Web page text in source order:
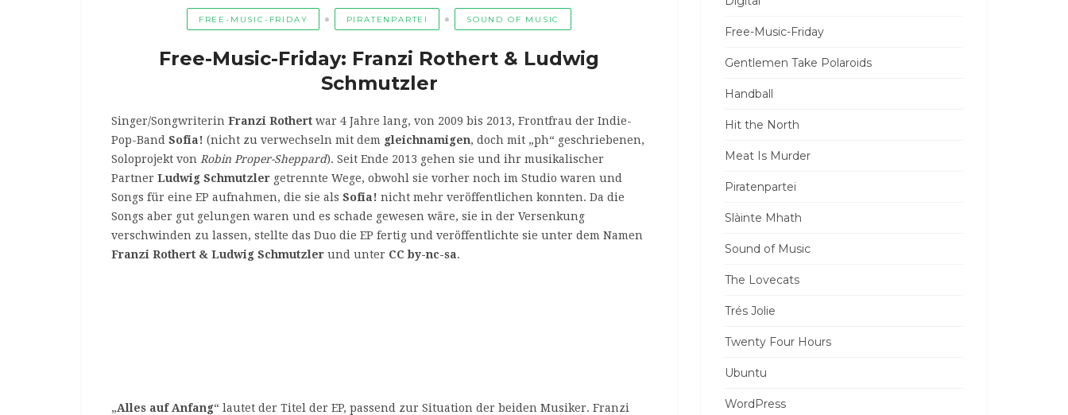
FREE-MUSIC-FRIDAY PIRATENPARTEI SOUND OF MUSIC
Free-Music-Friday: Franzi Rothert & Ludwig
Schmutzler
Singer/Songwriterin Franzi Rothertwar 4 Jahre lang, von 2009 bis 2013, Frontfrau der Indie-
Pop-Band Sofia! (nicht zu verwechseln mit dem gleichnamigen, doch mit „ph“ geschriebenen,
Soloprojekt von Robin Proper-Sheppard). Seit Ende 2013 gehen sie und ihr musikalischer
Partner Ludwig Schmutzlergetrennte Wege, obwohl sie vorher noch im Studio waren und
Songs für eine EP aufnahmen, die sie als Sofia! nicht mehr veröffentlichen konnten. Da die
Songs aber gut gelungen waren und es schade gewesen wäre, sie in der Versenkung
verschwinden zu lassen, stellte das Duo die EP fertig und veröffentlichte sie unter dem Namen
Franzi Rothert & Ludwig Schmutzlerund unter CC by-nc-sa.
„Alles auf Anfang“ lautet der Titel der EP, passend zur Situation der beiden Musiker. Franzi
Free-Music-Friday
Gentlemen Take Polaroids
Handball
Hit the North
Meat Is Murder
Piratenpartei
Slàinte Mhath
Sound of Music
The Lovecats
Trés Jolie
Twenty Four Hours
Ubuntu
WordPress